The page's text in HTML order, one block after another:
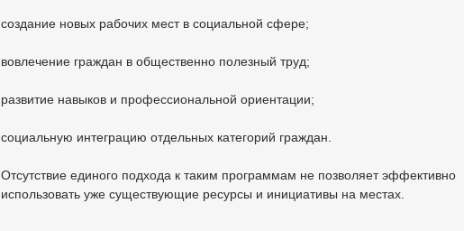
создание новых рабочих мест в социальной сфере;
вовлечение граждан в общественно полезный труд;
развитие навыков и профессиональной ориентации;
социальную интеграцию отдельных категорий граждан.
Отсутствие единого подхода к таким программам не позволяет эффективно
использовать уже существующие ресурсы и инициативы на местах.